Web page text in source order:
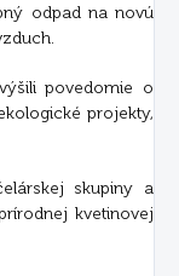
odpad na novú
povedomie o
projekty,
skupiny a
kvetinovej